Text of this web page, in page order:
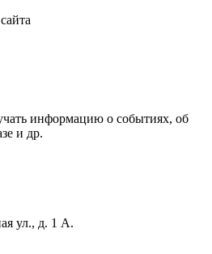
информацию о событиях, об
и др.
ул., д. 1 А.